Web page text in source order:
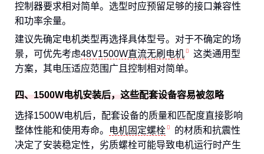
控制器要求相对简单。选型时应预留足够的接口兼容性
和功率余量。
建议先确定电机类型再选择具体型号。对于不确定的场
景，可优先考虑48V1500W直流无刷电机
这类通用型
方案，其电压适应范围广且控制相对简单。
四、1500W电机安装后，这些配套设备容易被忽略
选择1500W电机后，配套设备的质量和匹配度直接影响
整体性能和使用寿命。
电机固定螺栓
的材质和抗震性
决定了安装稳定性，劣质螺栓可能导致电机运行时产生